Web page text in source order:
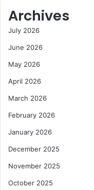
Archives
July 2026
June 2026
May 2026
April 2026
March 2026
February 2026
January 2026
December 2025
November 2025
October 2025